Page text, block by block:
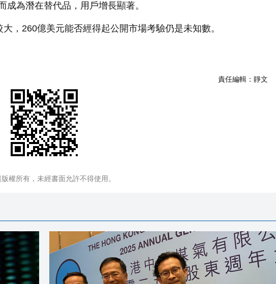
為潛在替代品，用戶增長顯著。
，260億美元能否經得起公開市場考驗仍是未知數。
責任編輯： 靜文
權所有，未經書面允許不得使用。